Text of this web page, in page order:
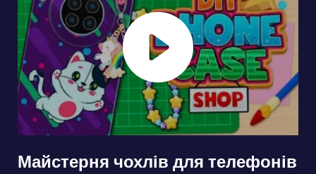
Майстерня чохлів для телефонів